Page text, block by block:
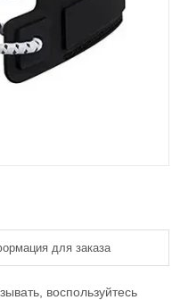
для заказа
воспользуйтесь